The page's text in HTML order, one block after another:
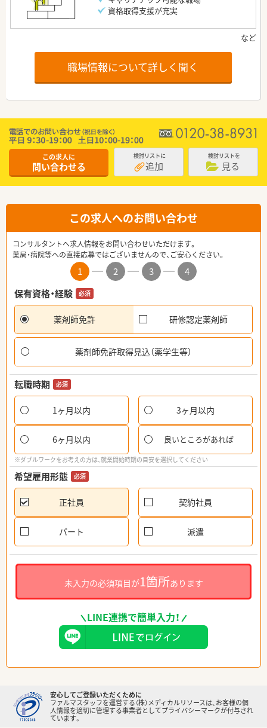
資格取得支援が充実
職場情報について詳しく聞く
この求人に
問い合わせる
検討リストに
追加
検討リストを
見る
この求人へのお問い合わせ
コンサルタントへ求人情報をお問い合わせいただけます。
薬局・病院等への直接応募ではございませんので、ご安心ください。
1 2 3
4
保有資格・経験
必須
薬剤師免許 研修認定薬剤師
薬剤師免許取得見込（薬学生等）
転職時期 必須
1ヶ月以内 3ヶ月以内
6ヶ月以内 良いところがあれば
※ダブルワークをお考えの方は、就業開始時期の目安を選択してください
希望雇用形態 必須
正社員 契約社員
パート 派遣
未入力の必須項目が1箇所あります
LINE連携で簡単入力！
安心してご登録いただくために
ファルマスタッフを運営する（株）メディカルリソースは、お客様の個
人情報を適切に管理する事業者としてプライバシーマークが付与され
ています。